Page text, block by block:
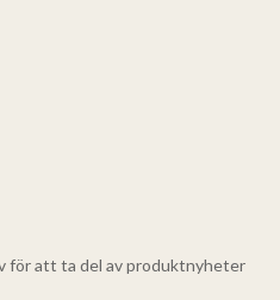
för att ta del av produktnyheter